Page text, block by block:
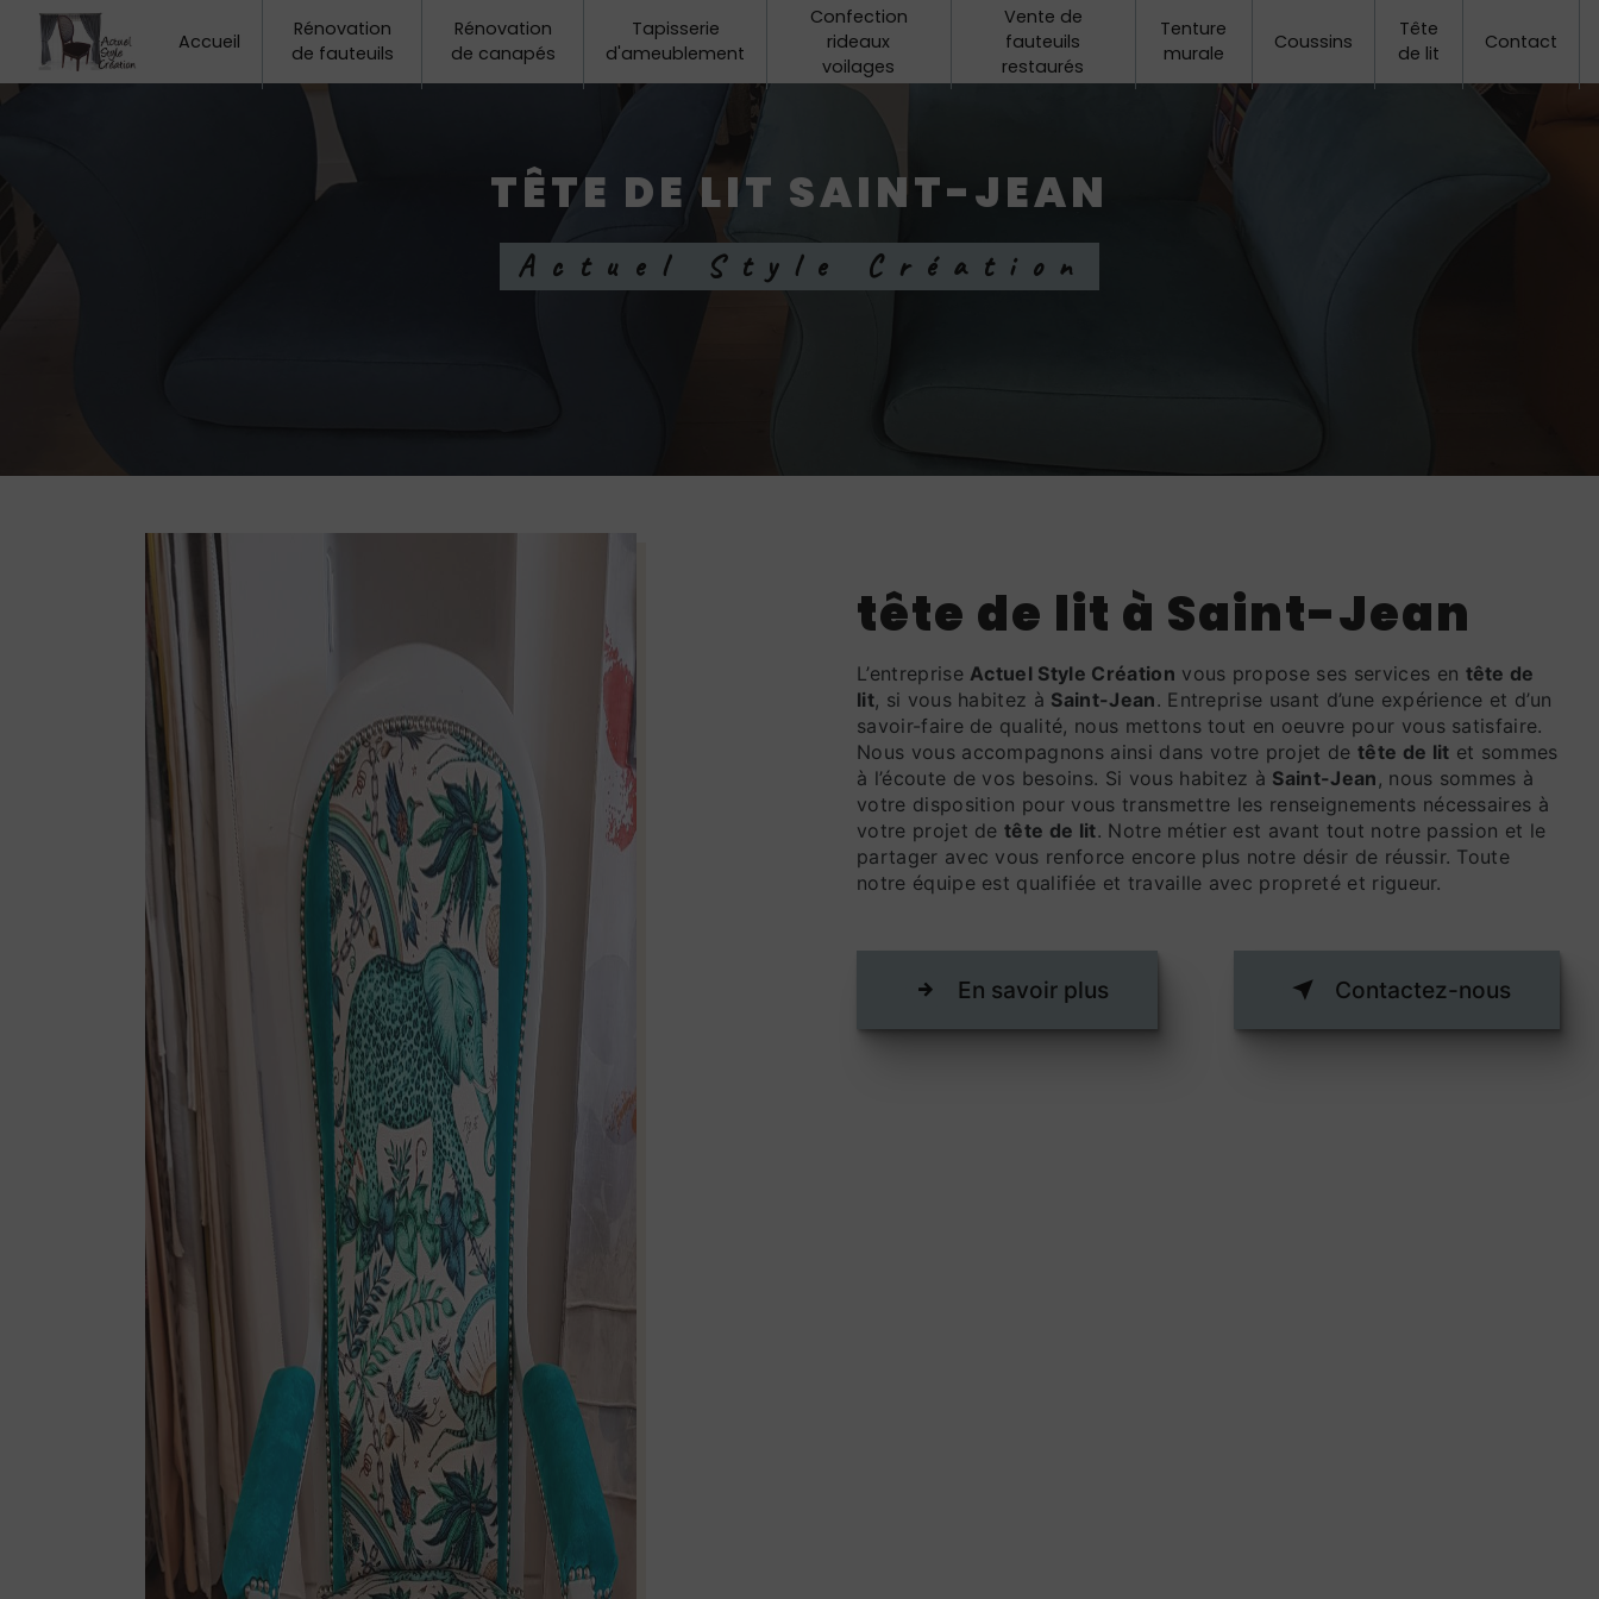
Accueil
Rénovation
de fauteuils
Rénovation
de canapés
Tapisserie
d'ameublement
Confection
rideaux
voilages
Vente de
fauteuils
restaurés
Tenture
murale
Coussins
Tête
de lit
Contact
TÊTE DE LIT SAINT-JEAN
Actuel Style Création
tête de lit à Saint-Jean
L’entrepriseActuel Style Création vous propose ses services en tête de
lit, si vous habitez à Saint-Jean. Entreprise usant d’une expérience et d’un
savoir-faire de qualité, nous mettons tout en oeuvre pour vous satisfaire.
Nous vous accompagnons ainsi dans votre projet detête de lit et sommes
à l’écoute de vos besoins. Si vous habitez à Saint-Jean, nous sommes à
votre disposition pour vous transmettre les renseignements nécessaires à
votre projet detête de lit. Notre métier est avant tout notre passion et le
partager avec vous renforce encore plus notre désir de réussir. Toute
notre équipe est qualifiée et travaille avec propreté et rigueur.
En savoir plus Contactez-nous
Panneau de gestion des cookies